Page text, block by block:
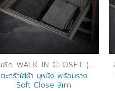
ลิ้นชัก WALK IN CLOSET (ลิ้นชักเก็บของ)
ตะกร้าใส่ผ้า บุหนัง พร้อมราง
Soft Close สีเทา